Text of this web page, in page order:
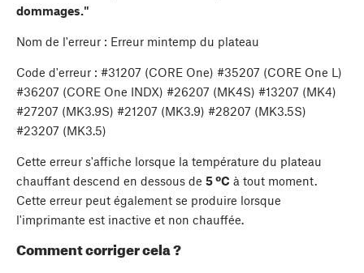
dommages."
Nom de l'erreur : Erreur mintemp du plateau
Code d'erreur : #31207 (CORE One) #35207 (CORE One L)
#36207 (CORE One INDX) #26207 (MK4S) #13207 (MK4)
#27207 (MK3.9S) #21207 (MK3.9) #28207 (MK3.5S)
#23207 (MK3.5)
Cette erreur s'affiche lorsque la température du plateau
chauffant descend en dessous de 5 ºC à tout moment.
Cette erreur peut également se produire lorsque
l'imprimante est inactive et non chauffée.
Comment corriger cela ?